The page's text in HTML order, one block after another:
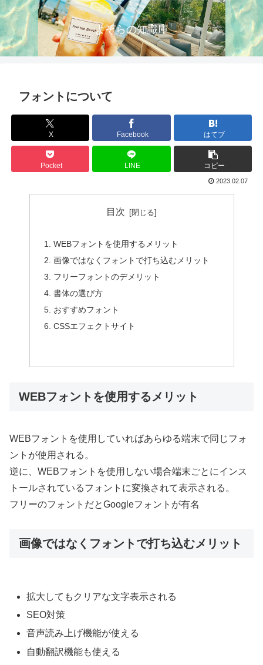
よぞらの知識庫
フォントについて
X Facebook はてブ
Pocket LINE コピー
2023.02.07
目次
WEBフォントを使用するメリット
画像ではなくフォントで打ち込むメリット
フリーフォントのデメリット
書体の選び方
おすすめフォント
CSSエフェクトサイト
WEBフォントを使用するメリット
WEBフォントを使用していればあらゆる端末で同じフォ
ントが使用される。
逆に、WEBフォントを使用しない場合端末ごとにインス
トールされているフォントに変換されて表示される。
フリーのフォントだとGoogleフォントが有名
画像ではなくフォントで打ち込むメリット
拡大してもクリアな文字表示される
SEO対策
音声読み上げ機能が使える
自動翻訳機能も使える